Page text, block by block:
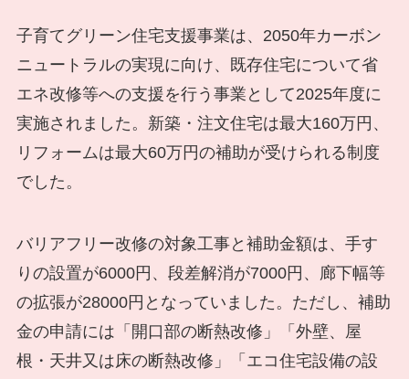
子育てグリーン住宅支援事業は、2050年カーボン
ニュートラルの実現に向け、既存住宅について省
エネ改修等への支援を行う事業として2025年度に
実施されました。新築・注文住宅は最大160万円、
リフォームは最大60万円の補助が受けられる制度
でした。
バリアフリー改修の対象工事と補助金額は、手す
りの設置が6000円、段差解消が7000円、廊下幅等
の拡張が28000円となっていました。ただし、補助
金の申請には「開口部の断熱改修」「外壁、屋
根・天井又は床の断熱改修」「エコ住宅設備の設